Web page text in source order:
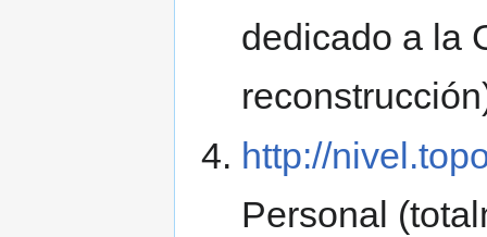
dedicado a la
http://
Personal